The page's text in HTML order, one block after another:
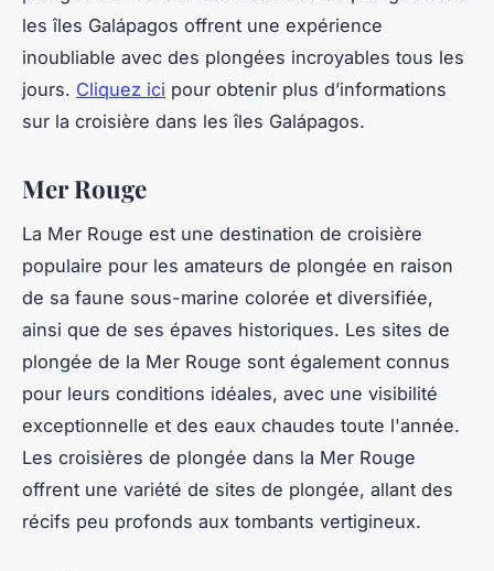
les îles Galápagos offrent une expérience
inoubliable avec des plongées incroyables tous les
jours. Cliquez ici pour obtenir plus d’informations
sur la croisière dans les îles Galápagos.
Mer Rouge
La Mer Rouge est une destination de croisière
populaire pour les amateurs de plongée en raison
de sa faune sous-marine colorée et diversifiée,
ainsi que de ses épaves historiques. Les sites de
plongée de la Mer Rouge sont également connus
pour leurs conditions idéales, avec une visibilité
exceptionnelle et des eaux chaudes toute l'année.
Les croisières de plongée dans la Mer Rouge
offrent une variété de sites de plongée, allant des
récifs peu profonds aux tombants vertigineux.